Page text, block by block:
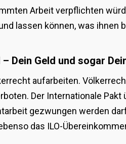
Arbeit verpflichten
lassen können, was ihnen
Dein Geld und sogar
aufarbeiten.
Der Internationale
gezwungen werden
das ILO-